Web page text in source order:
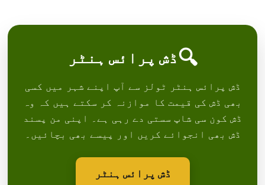
🔍ڈش پرائس ہنٹر
ڈش پرائس ہنٹر ٹولز سے آپ اپنے شہر میں کسی
بھی ڈش کی قیمت کا موازنہ کر سکتے ہیں کہ وہ
ڈش کون سی شاپ سستی دے رہی ہے۔ اپنی من پسند
ڈش بھی انجوائے کریں اور پیسے بھی بچائیں۔
ڈش پرائس ہنٹر